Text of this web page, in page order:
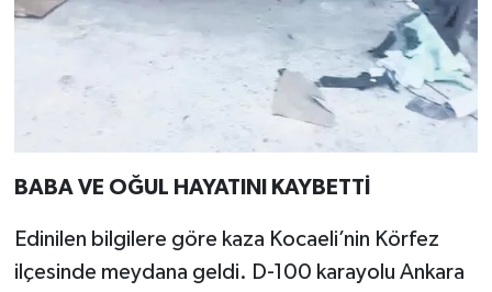
BABA VE OĞUL HAYATINI KAYBETTİ
Edinilen bilgilere göre kaza Kocaeli’nin Körfez
ilçesinde meydana geldi. D-100 karayolu Ankara